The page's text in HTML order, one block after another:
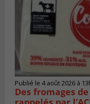
Publié le 4 août 2026 à
Des fromages